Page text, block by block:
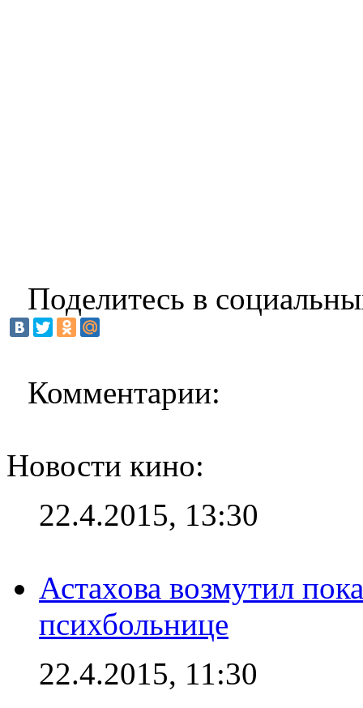
Поделитесь в
Комментарии:
Новости кино:
22.4.2015, 13:30
Астахова возмутил
психбольнице
22.4.2015, 11:30